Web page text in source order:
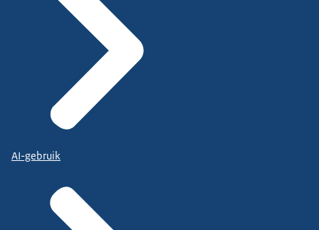
AI-gebruik